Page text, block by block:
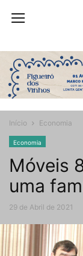
Início Economia
Economia
Móveis
uma
29 de Abril de 2021